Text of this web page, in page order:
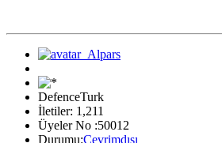
DefenceTurk
İletiler: 1,211
Üyeler No :50012
Durumu:Çevrimdışı